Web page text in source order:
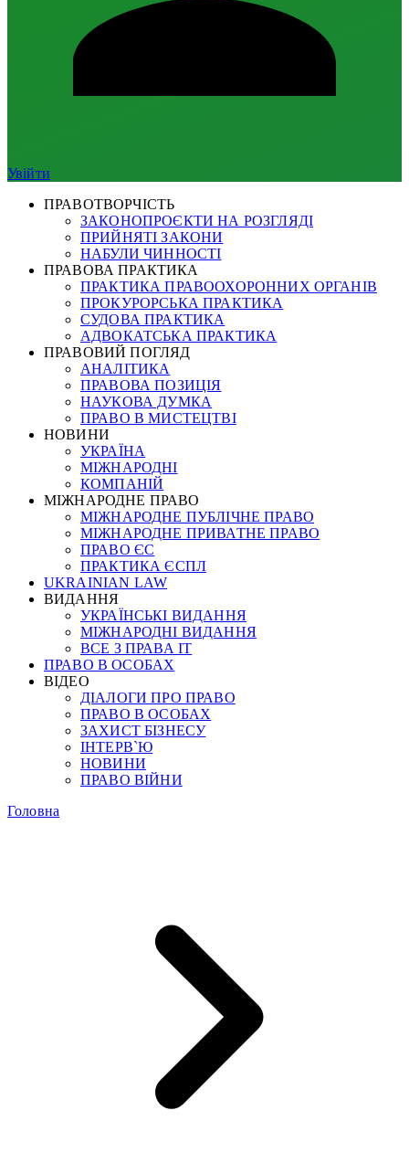
Увійти
ПРАВОТВОРЧІСТЬ
ЗАКОНОПРОЄКТИ НА РОЗГЛЯДІ
ПРИЙНЯТІ ЗАКОНИ
НАБУЛИ ЧИННОСТІ
ПРАВОВА ПРАКТИКА
ПРАКТИКА ПРАВООХОРОННИХ ОРГАНІВ
ПРОКУРОРСЬКА ПРАКТИКА
СУДОВА ПРАКТИКА
АДВОКАТСЬКА ПРАКТИКА
ПРАВОВИЙ ПОГЛЯД
АНАЛІТИКА
ПРАВОВА ПОЗИЦІЯ
НАУКОВА ДУМКА
ПРАВО В МИСТЕЦТВІ
НОВИНИ
УКРАЇНА
МІЖНАРОДНІ
КОМПАНІЙ
МІЖНАРОДНЕ ПРАВО
МІЖНАРОДНЕ ПУБЛІЧНЕ ПРАВО
МІЖНАРОДНЕ ПРИВАТНЕ ПРАВО
ПРАВО ЄС
ПРАКТИКА ЄСПЛ
UKRAINIAN LAW
ВИДАННЯ
УКРАЇНСЬКІ ВИДАННЯ
МІЖНАРОДНІ ВИДАННЯ
ВСЕ З ПРАВА ІТ
ПРАВО В ОСОБАХ
ВІДЕО
ДІАЛОГИ ПРО ПРАВО
ПРАВО В ОСОБАХ
ЗАХИСТ БІЗНЕСУ
ІНТЕРВ`Ю
НОВИНИ
ПРАВО ВІЙНИ
Головна